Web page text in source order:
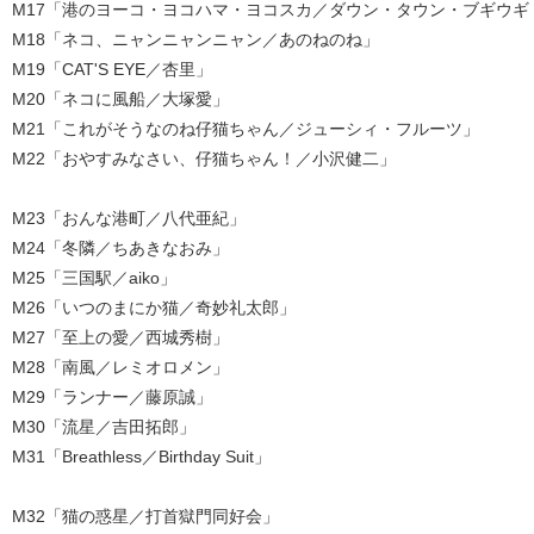
M17「港のヨーコ・ヨコハマ・ヨコスカ／ダウン・タウン・ブギウギ
M18「ネコ、ニャンニャンニャン／あのねのね」
M19「CAT'S EYE／杏里」
M20「ネコに風船／大塚愛」
M21「これがそうなのね仔猫ちゃん／ジューシィ・フルーツ」
M22「おやすみなさい、仔猫ちゃん！／小沢健二」
M23「おんな港町／八代亜紀」
M24「冬隣／ちあきなおみ」
M25「三国駅／aiko」
M26「いつのまにか猫／奇妙礼太郎」
M27「至上の愛／西城秀樹」
M28「南風／レミオロメン」
M29「ランナー／藤原誠」
M30「流星／吉田拓郎」
M31「Breathless／Birthday Suit」
M32「猫の惑星／打首獄門同好会」